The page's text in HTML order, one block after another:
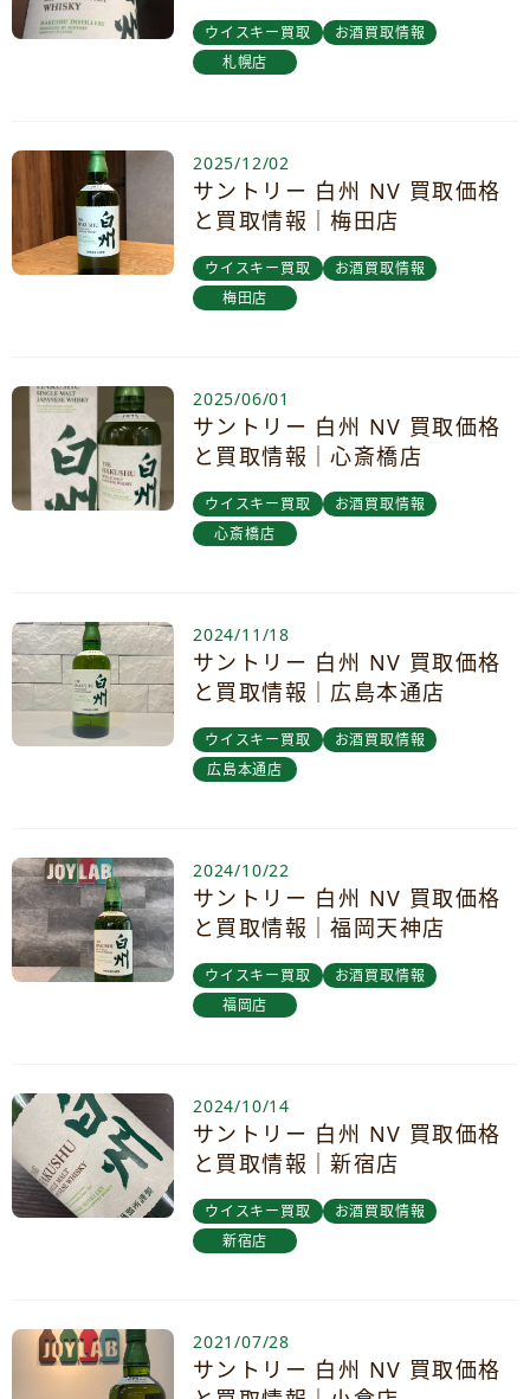
ウイスキー買取
お酒買取情報
札幌店
2025/12/02
サントリー 白州 NV 買取価格
と買取情報｜梅田店
ウイスキー買取
お酒買取情報
梅田店
2025/06/01
サントリー 白州 NV 買取価格
と買取情報｜心斎橋店
ウイスキー買取
お酒買取情報
心斎橋店
2024/11/18
サントリー 白州 NV 買取価格
と買取情報｜広島本通店
ウイスキー買取
お酒買取情報
広島本通店
2024/10/22
サントリー 白州 NV 買取価格
と買取情報｜福岡天神店
ウイスキー買取
お酒買取情報
福岡店
2024/10/14
サントリー 白州 NV 買取価格
と買取情報｜新宿店
ウイスキー買取
お酒買取情報
新宿店
2021/07/28
サントリー 白州 NV 買取価格